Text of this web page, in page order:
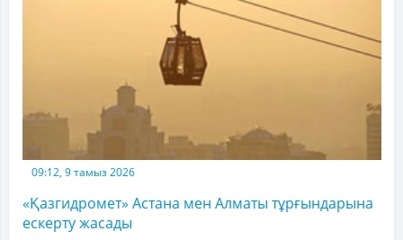
09:12, 9 тамыз 2026
«Қазгидромет» Астана мен Алматы тұрғындарына
ескерту жасады